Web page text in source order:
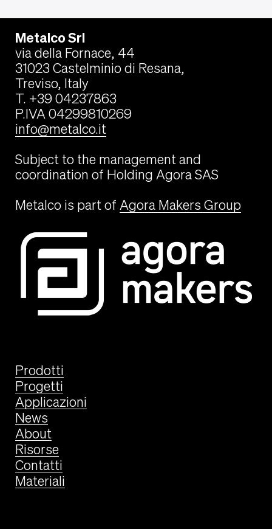
Metalco Srl
via della Fornace, 44
31023 Castelminio di Resana,
Treviso, Italy
T. +39 04237863
P.IVA 04299810269
info@metalco.it
Subject to the management and
coordination of Holding Agora SAS
Metalco is part of Agora Makers Group
Prodotti
Progetti
Applicazioni
News
About
Risorse
Contatti
Materiali